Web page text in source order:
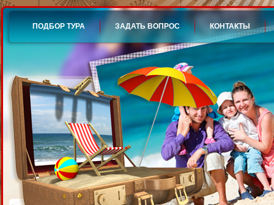
ПОДБОР ТУРА ЗАДАТЬ ВОПРОС КОНТАКТЫ